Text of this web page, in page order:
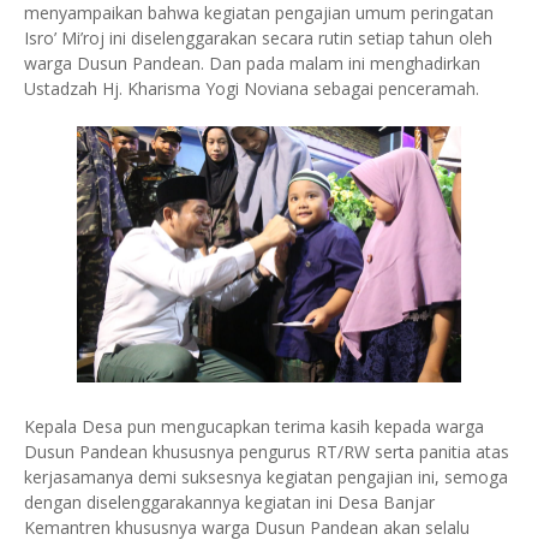
menyampaikan bahwa kegiatan pengajian umum peringatan
Isro’ Mi’roj ini diselenggarakan secara rutin setiap tahun oleh
warga Dusun Pandean. Dan pada malam ini menghadirkan
Ustadzah Hj. Kharisma Yogi Noviana sebagai penceramah.
Kepala Desa pun mengucapkan terima kasih kepada warga
Dusun Pandean khususnya pengurus RT/RW serta panitia atas
kerjasamanya demi suksesnya kegiatan pengajian ini, semoga
dengan diselenggarakannya kegiatan ini Desa Banjar
Kemantren khususnya warga Dusun Pandean akan selalu